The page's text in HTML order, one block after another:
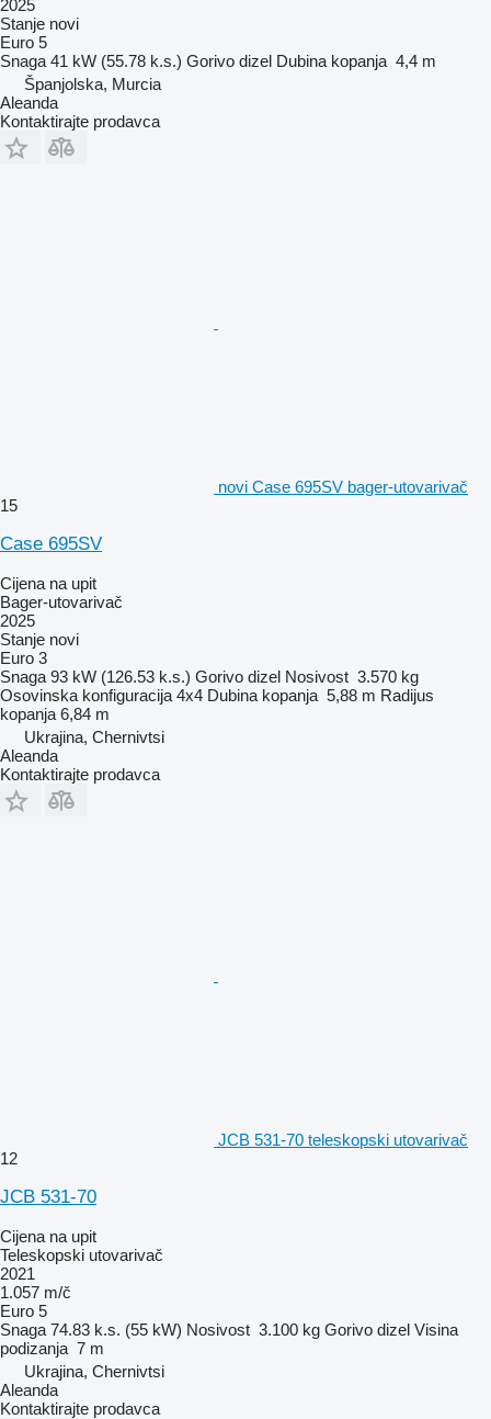
2025
Stanje novi
Euro 5
Snaga 41 kW (55.78 k.s.) Gorivo dizel Dubina kopanja 4,4 m
Španjolska, Murcia
Aleanda
Kontaktirajte prodavca
novi Case 695SV bager-utovarivač
15
Case 695SV
Cijena na upit
Bager-utovarivač
2025
Stanje novi
Euro 3
Snaga 93 kW (126.53 k.s.) Gorivo dizel Nosivost 3.570 kg
Osovinska konfiguracija 4x4 Dubina kopanja 5,88 m Radijus
kopanja 6,84 m
Ukrajina, Chernivtsi
Aleanda
Kontaktirajte prodavca
JCB 531-70 teleskopski utovarivač
12
JCB 531-70
Cijena na upit
Teleskopski utovarivač
2021
1.057 m/č
Euro 5
Snaga 74.83 k.s. (55 kW) Nosivost 3.100 kg Gorivo dizel Visina
podizanja 7 m
Ukrajina, Chernivtsi
Aleanda
Kontaktirajte prodavca